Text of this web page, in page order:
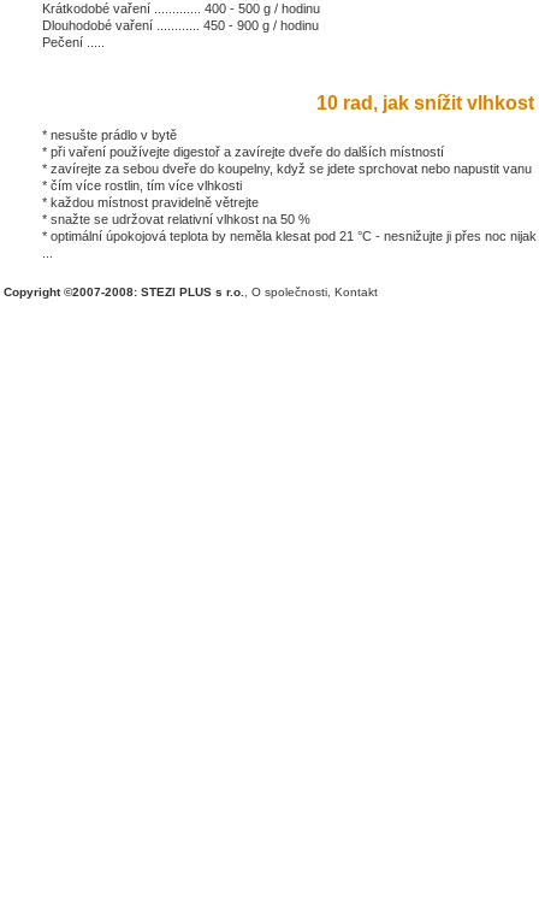
Krátkodobé vaření ............. 400 - 500 g / hodinu
Dlouhodobé vaření ............ 450 - 900 g / hodinu
Pečení .....
10 rad, jak snížit vlhkost
* nesušte prádlo v bytě
* při vaření používejte digestoř a zavírejte dveře do dalších místností
* zavírejte za sebou dveře do koupelny, když se jdete sprchovat nebo napustit vanu
* čím více rostlin, tím více vlhkosti
* každou místnost pravidelně větrejte
* snažte se udržovat relativní vlhkost na 50 %
* optimální úpokojová teplota by neměla klesat pod 21 °C - nesnižujte ji přes noc nijak
Copyright ©2007-2008: STEZI PLUS s r.o. O společnosti Kontakt